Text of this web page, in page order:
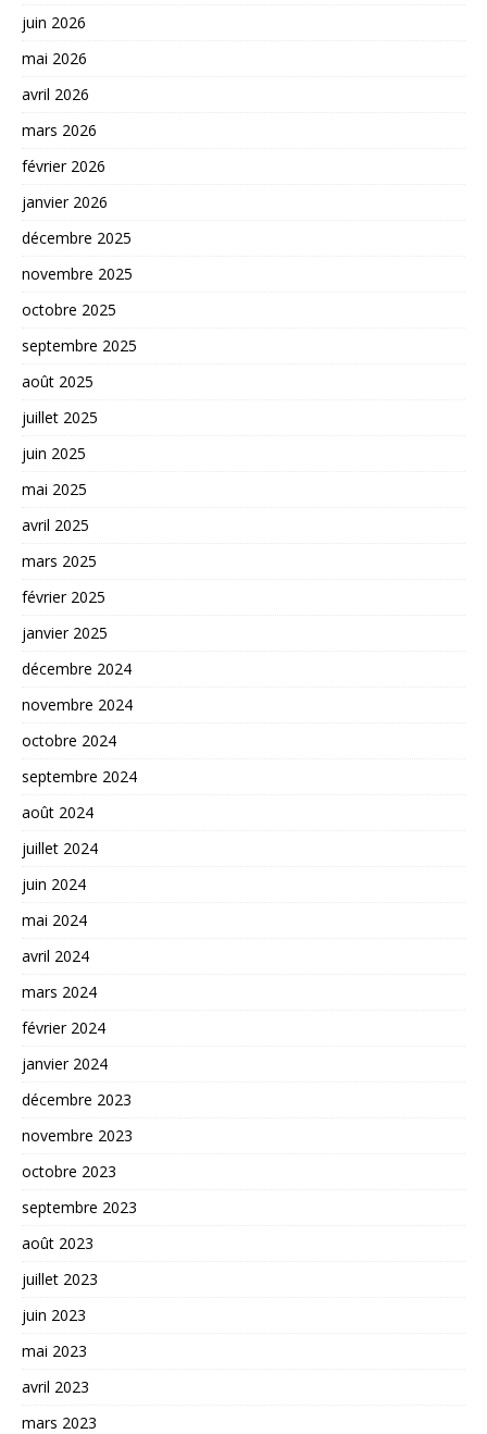
juin 2026
mai 2026
avril 2026
mars 2026
février 2026
janvier 2026
décembre 2025
novembre 2025
octobre 2025
septembre 2025
août 2025
juillet 2025
juin 2025
mai 2025
avril 2025
mars 2025
février 2025
janvier 2025
décembre 2024
novembre 2024
octobre 2024
septembre 2024
août 2024
juillet 2024
juin 2024
mai 2024
avril 2024
mars 2024
février 2024
janvier 2024
décembre 2023
novembre 2023
octobre 2023
septembre 2023
août 2023
juillet 2023
juin 2023
mai 2023
avril 2023
mars 2023